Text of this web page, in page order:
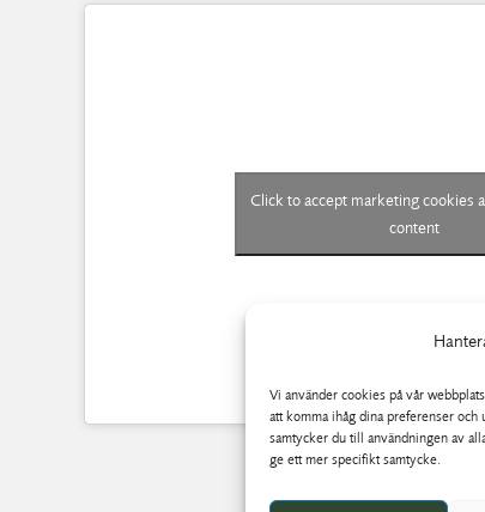
Vi använder cookies på vår
att komma ihåg dina preferenser och
samtycker du till användningen av
ge ett mer specifikt samtycke.
Click to accept marketing cookies
content